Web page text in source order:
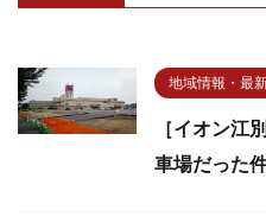
地域情報・最
［イオン江
車場だった